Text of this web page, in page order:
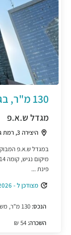
130 מ"ר, בגמר יפה, קומה 14,
מגדל ש.א.פ
היצירה 3, רמת גן, מתחם הבורסה
פינת ...
מצודכן ל - 02.08.2026
הנכס:
השכרה: